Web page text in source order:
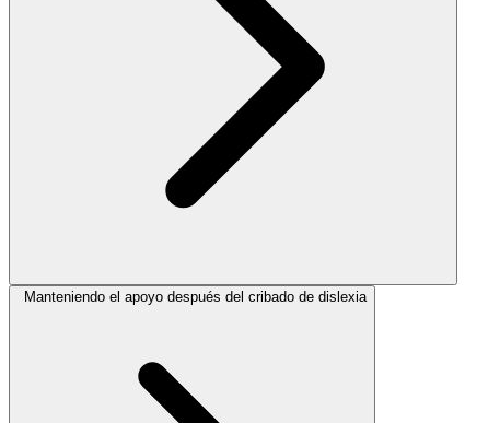
Manteniendo el apoyo después del cribado de dislexia